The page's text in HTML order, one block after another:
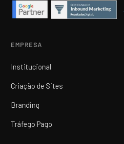
EMPRESA
Institucional
Criação de Sites
Branding
Tráfego Pago